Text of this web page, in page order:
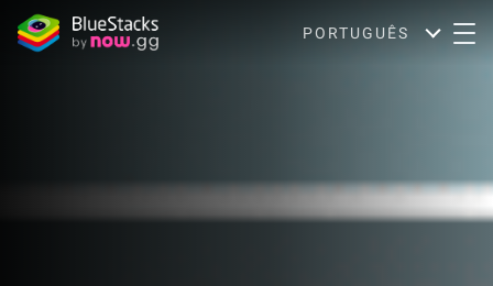
PORTUGUÊS